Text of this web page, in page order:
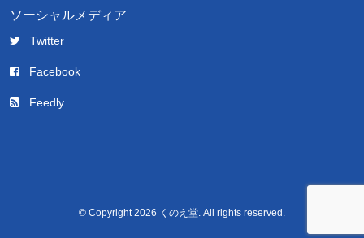
ソーシャルメディア
Twitter
Facebook
Feedly
© Copyright 2026 くのえ堂. All rights reserved.